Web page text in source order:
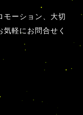
ーション、 大切
軽にお問合せく